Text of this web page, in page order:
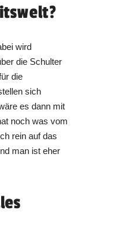
wird
die Schulter
die
sich
es dann mit
noch was vom
rein auf das
man ist eher